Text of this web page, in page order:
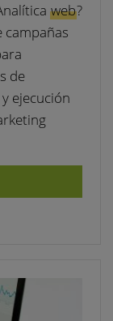
web?
campañas
de
ejecución